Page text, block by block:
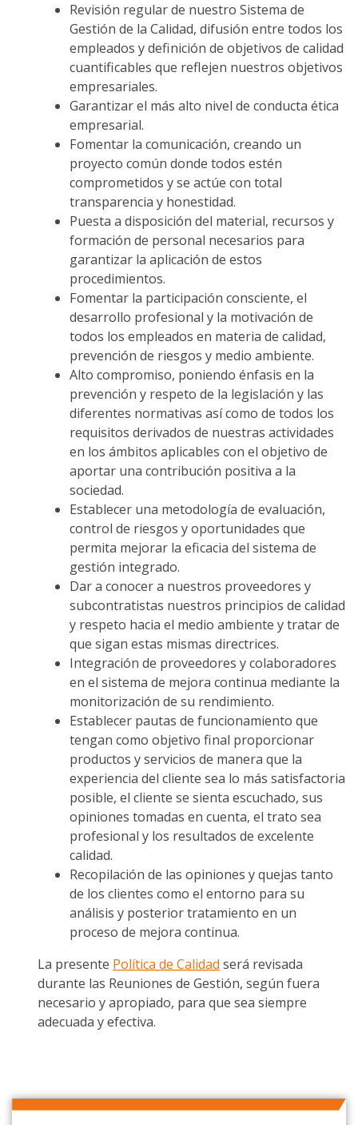
Revisión regular de nuestro Sistema de
Gestión de la Calidad, difusión entre todos los
empleados y definición de objetivos de calidad
cuantificables que reflejen nuestros objetivos
empresariales.
Garantizar el más alto nivel de conducta ética
empresarial.
Fomentar la comunicación, creando un
proyecto común donde todos estén
comprometidos y se actúe con total
transparencia y honestidad.
Puesta a disposición del material, recursos y
formación de personal necesarios para
garantizar la aplicación de estos
procedimientos.
Fomentar la participación consciente, el
desarrollo profesional y la motivación de
todos los empleados en materia de calidad,
prevención de riesgos y medio ambiente.
Alto compromiso, poniendo énfasis en la
prevención y respeto de la legislación y las
diferentes normativas así como de todos los
requisitos derivados de nuestras actividades
en los ámbitos aplicables con el objetivo de
aportar una contribución positiva a la
sociedad.
Establecer una metodología de evaluación,
control de riesgos y oportunidades que
permita mejorar la eficacia del sistema de
gestión integrado.
Dar a conocer a nuestros proveedores y
subcontratistas nuestros principios de calidad
y respeto hacia el medio ambiente y tratar de
que sigan estas mismas directrices.
Integración de proveedores y colaboradores
en el sistema de mejora continua mediante la
monitorización de su rendimiento.
Establecer pautas de funcionamiento que
tengan como objetivo final proporcionar
productos y servicios de manera que la
experiencia del cliente sea lo más satisfactoria
posible, el cliente se sienta escuchado, sus
opiniones tomadas en cuenta, el trato sea
profesional y los resultados de excelente
calidad.
Recopilación de las opiniones y quejas tanto
de los clientes como el entorno para su
análisis y posterior tratamiento en un
proceso de mejora continua.
La presente Política de Calidad será revisada
durante las Reuniones de Gestión, según fuera
necesario y apropiado, para que sea siempre
adecuada y efectiva.